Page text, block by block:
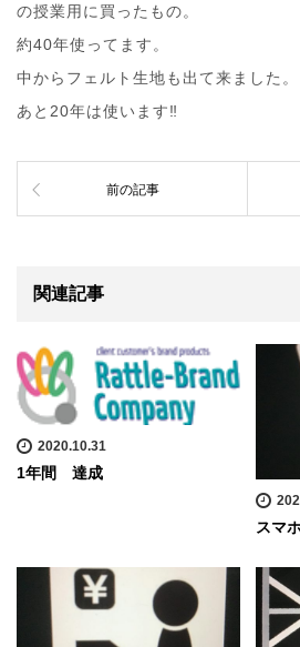
の授業用に買ったもの。
約40年使ってます。
中からフェルト生地も出て来ました。
あと20年は使います‼︎
前の記事
関連記事
2020.10.31
1年間 達成
スマ